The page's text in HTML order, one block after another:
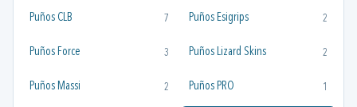
Puños CLB 7 Puños Esigrips 2
Puños Force 3 Puños Lizard Skins 2
Puños Massi 2 Puños PRO 1